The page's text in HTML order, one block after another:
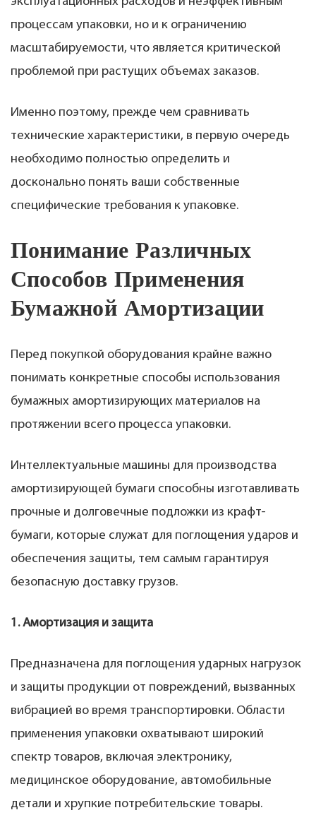
процессам упаковки, но и к ограничению
масштабируемости, что является критической
проблемой при растущих объемах заказов.
Именно поэтому, прежде чем сравнивать
технические характеристики, в первую очередь
необходимо полностью определить и
досконально понять ваши собственные
специфические требования к упаковке.
Понимание Различных
Способов Применения
Бумажной Амортизации
Перед покупкой оборудования крайне важно
понимать конкретные способы использования
бумажных амортизирующих материалов на
протяжении всего процесса упаковки.
Интеллектуальные машины для производства
амортизирующей бумаги способны изготавливать
прочные и долговечные подложки из крафт-
бумаги, которые служат для поглощения ударов и
обеспечения защиты, тем самым гарантируя
безопасную доставку грузов.
1. Амортизация и защита
Предназначена для поглощения ударных нагрузок
и защиты продукции от повреждений, вызванных
вибрацией во время транспортировки. Области
применения упаковки охватывают широкий
спектр товаров, включая электронику,
медицинское оборудование, автомобильные
детали и хрупкие потребительские товары.